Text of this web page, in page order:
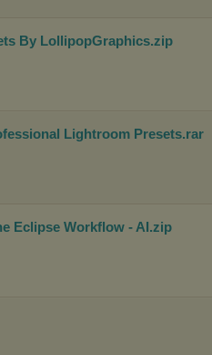
By LollipopGraphics.zip
Lightroom Presets.rar
Eclipse Workflow - AI .zip